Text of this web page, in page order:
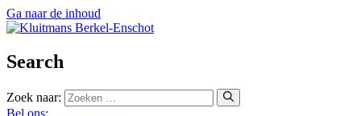
Ga naar de inhoud
Search
Zoek naar: